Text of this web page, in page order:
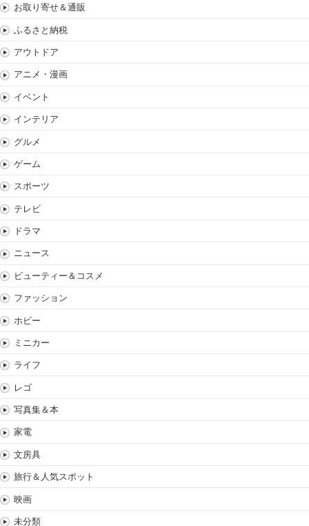
お取り寄せ＆通販
ふるさと納税
アウトドア
アニメ・漫画
イベント
インテリア
グルメ
ゲーム
スポーツ
テレビ
ドラマ
ニュース
ビューティー＆コスメ
ファッション
ホビー
ミニカー
ライフ
レゴ
写真集＆本
家電
文房具
旅行＆人気スポット
映画
未分類